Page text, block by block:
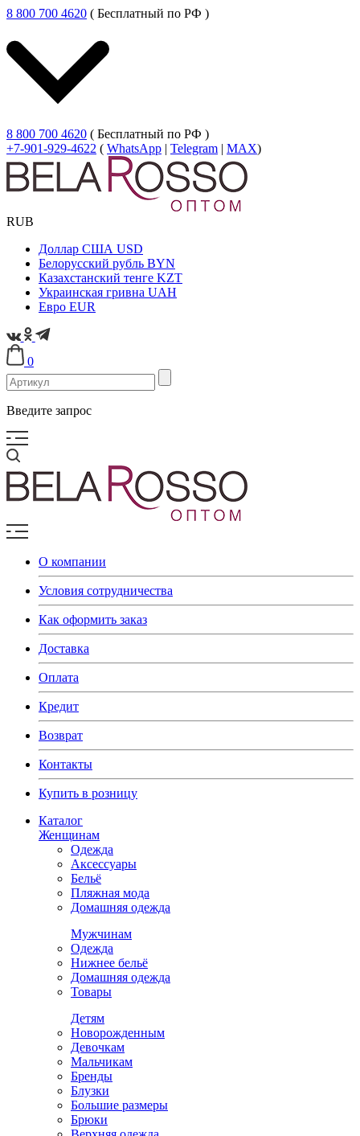
8 800 700 4620 ( Бесплатный по РФ )
8 800 700 4620 ( Бесплатный по РФ )
+7-901-929-4622 ( WhatsApp | Telegram | MAX)
RUB
Доллар США USD
Белорусский рубль BYN
Казахстанский тенге KZT
Украинская гривна UAH
Евро EUR
0
Введите запрос
О компании
Условия сотрудничества
Как оформить заказ
Доставка
Оплата
Кредит
Возврат
Контакты
Купить в розницу
Каталог
Женщинам
Одежда
Аксессуары
Бельё
Пляжная мода
Домашняя одежда
Мужчинам
Одежда
Нижнее бельё
Домашняя одежда
Товары
Детям
Новорожденным
Девочкам
Мальчикам
Бренды
Блузки
Большие размеры
Брюки